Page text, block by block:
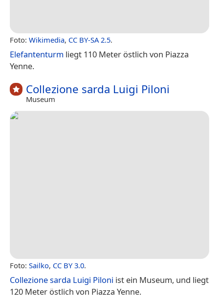
Foto: Wikimedia, CC BY-SA 2.5.
Elefantenturm liegt 110 Meter östlich von Piazza
Yenne.
Collezione sarda Luigi Piloni
Museum
Foto: Sailko, CC BY 3.0.
Collezione sarda Luigi Piloni ist ein Museum, und liegt
120 Meter östlich von Piazza Yenne.